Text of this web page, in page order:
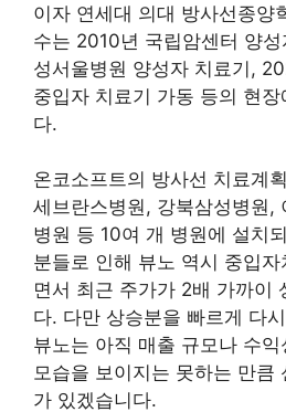
이자 연세대 의대 방사선종양
수는 2010년 국립암센터 양
성서울병원 양성자 치료기,
중입자 치료기 가동 등의 현
다.
온코소프트의 방사선 치료계
세브란스병원, 강북삼성병원,
병원 등 10여 개 병원에 설치
분들로 인해 뷰노 역시 중입
면서 최근 주가가 2배 가까이
다. 다만 상승분을 빠르게 다
뷰노는 아직 매출 규모나 수
모습을 보이지는 못하는 만큼
가 있겠습니다.